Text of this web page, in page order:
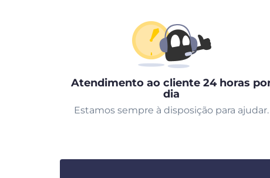
Atendimento ao cliente 24 horas
dia
Estamos sempre à disposição para ajudar.